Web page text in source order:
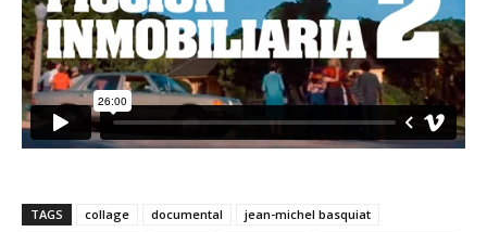
TAGS collage documental
jean-michel basquiat